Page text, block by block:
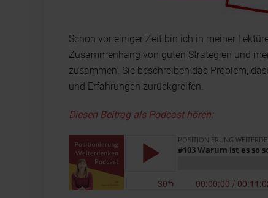
Schon vor einiger Zeit bin ich in meiner
Zusammenhang von guten Strategien und
zusammen. Sie beschreiben das Problem,
und Erfahrungen zurückgreifen.
Diesen Beitrag als Podcast hören: